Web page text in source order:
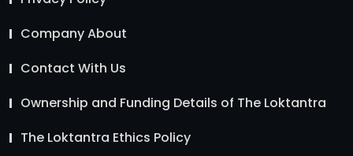
Company About
Contact With Us
Ownership and Funding Details of The Loktantra
The Loktantra Ethics Policy